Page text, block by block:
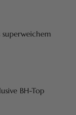
BH-Top